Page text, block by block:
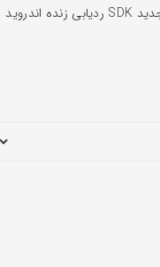
نسخهٔ جدید SDK ردیابی زنده اندروید